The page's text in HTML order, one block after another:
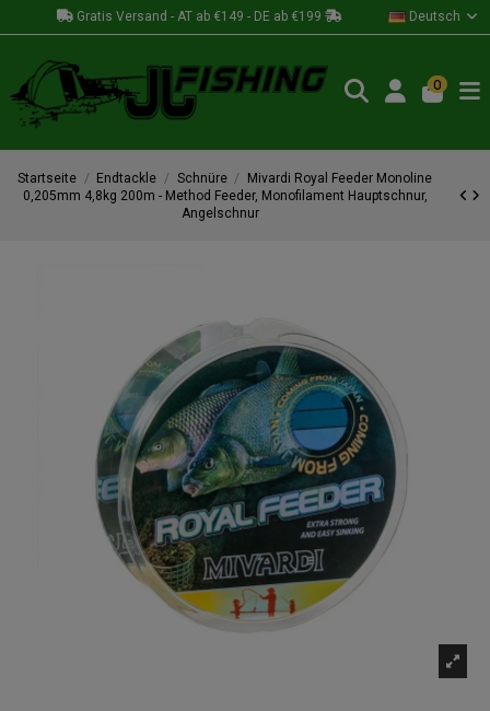
Gratis Versand - AT ab €149 - DE ab €199 Deutsch
0
Startseite Endtackle Schnüre
Mivardi Royal Feeder Monoline
0,205mm 4,8kg 200m - Method Feeder, Monofilament Hauptschnur,
Angelschnur